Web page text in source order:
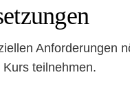
Anforderungen
teilnehmen.